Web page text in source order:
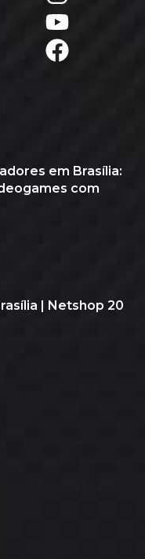
em Brasília:
com
| Netshop 20